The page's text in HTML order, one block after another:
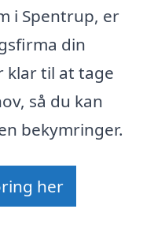
i Spentrup, er
din
klar til at tage
så du kan
bekymringer.
her